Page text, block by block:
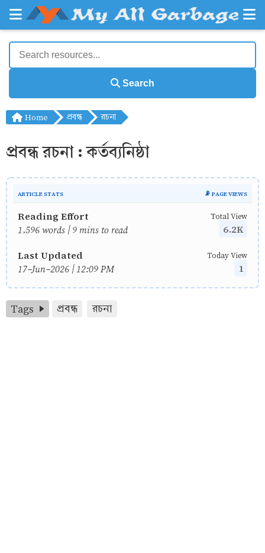
Search
Home প্রবন্ধ রচনা
প্রবন্ধ রচনা : কর্তব্যনিষ্ঠা
ARTICLE STATS 📡 PAGE VIEWS
Reading Effort
1,596 words | 9 mins to read
Total View
6.2K
Last Updated
17-Jun-2026 | 12:09 PM
Today View
1
Tags প্রবন্ধ রচনা